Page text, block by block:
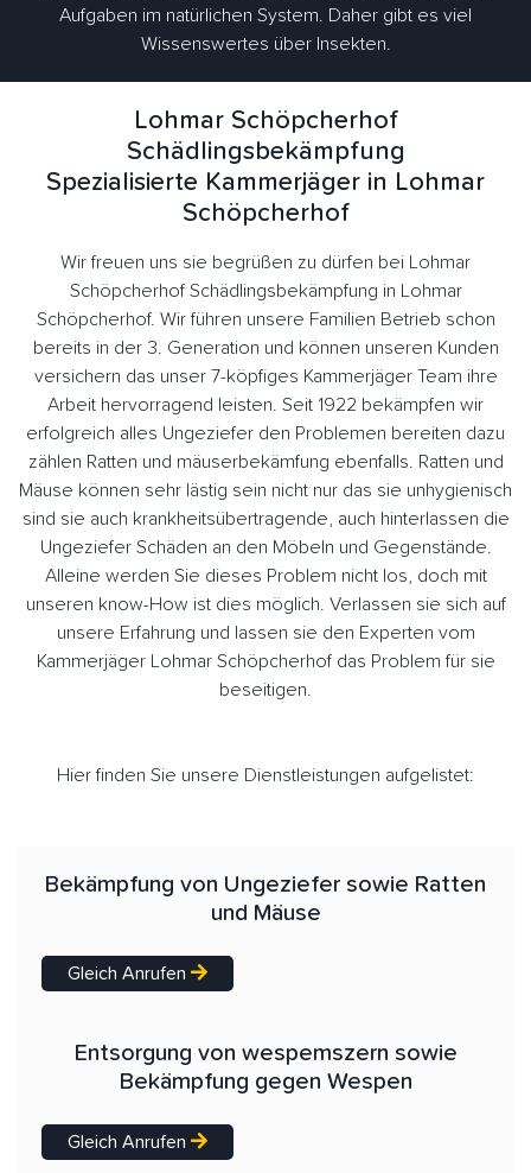
Aufgaben im natürlichen System. Daher gibt es viel
Wissenswertes über Insekten.
Lohmar Schöpcherhof
Schädlingsbekämpfung
Spezialisierte Kammerjäger in Lohmar
Schöpcherhof
Wir freuen uns sie begrüßen zu dürfen bei Lohmar
Schöpcherhof Schädlingsbekämpfung in Lohmar
Schöpcherhof. Wir führen unsere Familien Betrieb schon
bereits in der 3. Generation und können unseren Kunden
versichern das unser 7-köpfiges Kammerjäger Team ihre
Arbeit hervorragend leisten. Seit 1922 bekämpfen wir
erfolgreich alles Ungeziefer den Problemen bereiten dazu
zählen Ratten und mäuserbekämfung ebenfalls. Ratten und
Mäuse können sehr lästig sein nicht nur das sie unhygienisch
sind sie auch krankheitsübertragende, auch hinterlassen die
Ungeziefer Schäden an den Möbeln und Gegenstände.
Alleine werden Sie dieses Problem nicht los, doch mit
unseren know-How ist dies möglich. Verlassen sie sich auf
unsere Erfahrung und lassen sie den Experten vom
Kammerjäger Lohmar Schöpcherhof das Problem für sie
beseitigen.
Hier finden Sie unsere Dienstleistungen aufgelistet:
Bekämpfung von Ungeziefer sowie Ratten
und Mäuse
Gleich Anrufen
Entsorgung von wespemszern sowie
Bekämpfung gegen Wespen
Gleich Anrufen